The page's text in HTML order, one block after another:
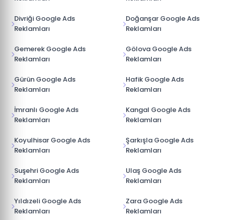
Divriği Google Ads
Reklamları
Doğanşar Google Ads
Reklamları
Gemerek Google Ads
Reklamları
Gölova Google Ads
Reklamları
Gürün Google Ads
Reklamları
Hafik Google Ads
Reklamları
İmranlı Google Ads
Reklamları
Kangal Google Ads
Reklamları
Koyulhisar Google Ads
Reklamları
Şarkışla Google Ads
Reklamları
Suşehri Google Ads
Reklamları
Ulaş Google Ads
Reklamları
Yıldızeli Google Ads
Reklamları
Zara Google Ads
Reklamları